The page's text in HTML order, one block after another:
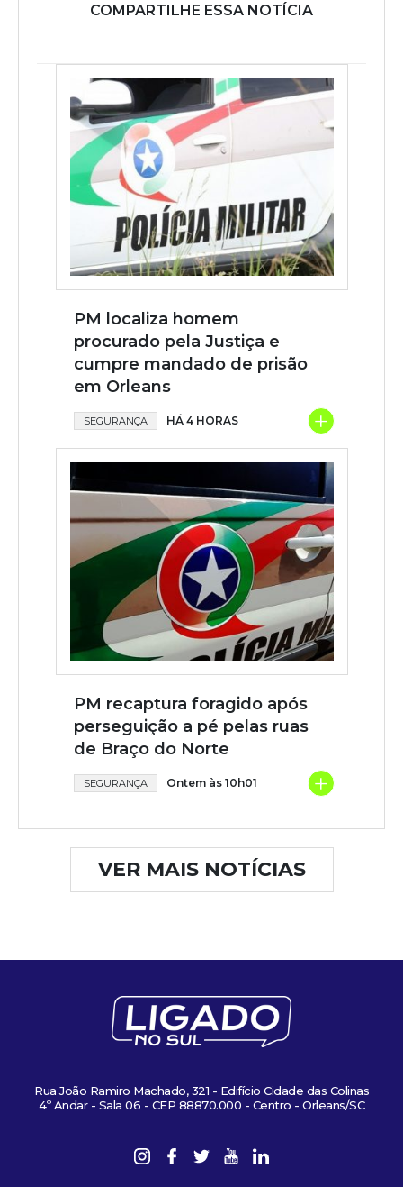
COMPARTILHE ESSA NOTÍCIA
PM localiza homem
procurado pela Justiça e
cumpre mandado de prisão
em Orleans
SEGURANÇA HÁ 4 HORAS +
PM recaptura foragido após
perseguição a pé pelas ruas
de Braço do Norte
SEGURANÇA Ontem às 10h01 +
VER MAIS NOTÍCIAS
Rua João Ramiro Machado, 321 - Edifício Cidade das Colinas
4º Andar - Sala 06 - CEP 88870.000 - Centro - Orleans/SC